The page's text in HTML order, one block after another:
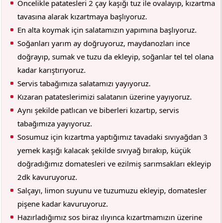
Öncelikle patatesleri 2 çay kaşığı tuz ile ovalayıp, kızartma
tavasına alarak kızartmaya başlıyoruz.
En alta koymak için salatamızın yapımına başlıyoruz.
Soğanları yarım ay doğruyoruz, maydanozları ince
doğrayıp, sumak ve tuzu da ekleyip, soğanlar tel tel olana
kadar karıştırıyoruz.
Servis tabağımıza salatamızı yayıyoruz.
Kızaran patateslerimizi salatanın üzerine yayıyoruz.
Aynı şekilde patlıcan ve biberleri kızartıp, servis
tabağımıza yayıyoruz.
Sosumuz için kızartma yaptığımız tavadaki sıvıyağdan 3
yemek kaşığı kalacak şekilde sıvıyağ bırakıp, küçük
doğradığımız domatesleri ve ezilmiş sarımsakları ekleyip
2dk kavuruyoruz.
Salçayı, limon suyunu ve tuzumuzu ekleyip, domatesler
pişene kadar kavuruyoruz.
Hazırladığımız sos biraz ılıyınca kızartmamızın üzerine